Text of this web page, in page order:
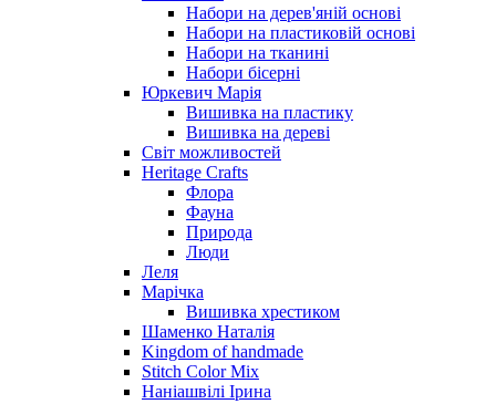
Набори на дерев'яній основі
Набори на пластиковій основі
Набори на тканині
Набори бісерні
Юркевич Марія
Вишивка на пластику
Вишивка на дереві
Світ можливостей
Heritage Crafts
Флора
Фауна
Природа
Люди
Леля
Марічка
Вишивка хрестиком
Шаменко Наталія
Kingdom of handmade
Stitch Color Mix
Наніашвілі Ірина